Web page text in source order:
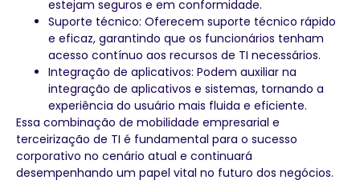
estejam seguros e em conformidade.
Suporte técnico: Oferecem suporte técnico rápido
e eficaz, garantindo que os funcionários tenham
acesso contínuo aos recursos de TI necessários.
Integração de aplicativos: Podem auxiliar na
integração de aplicativos e sistemas, tornando a
experiência do usuário mais fluida e eficiente.
Essa combinação de mobilidade empresarial e
terceirização de TI é fundamental para o sucesso
corporativo no cenário atual e continuará
desempenhando um papel vital no futuro dos negócios.